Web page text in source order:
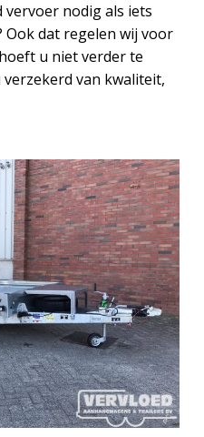
nodig als iets
dat regelen wij voor
u niet verder te
van kwaliteit,